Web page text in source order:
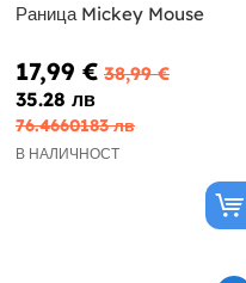
Раница Mickey Mouse
17,99 € 38,99 €
35.28 лв
76.4660183 лв
В НАЛИЧНОСТ